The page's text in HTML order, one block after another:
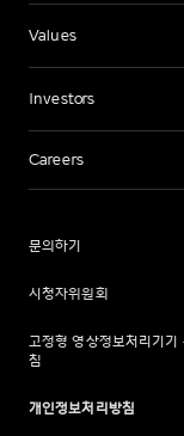
Values
Investors
Careers
문의하기
시청자위원회
고정형 영상정보처리기기
침
개인정보처리방침